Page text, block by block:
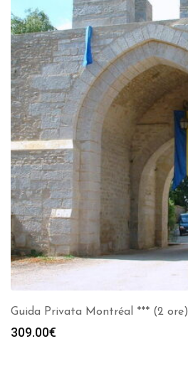
Guida Privata Montréal *** (2 ore)
309.00€